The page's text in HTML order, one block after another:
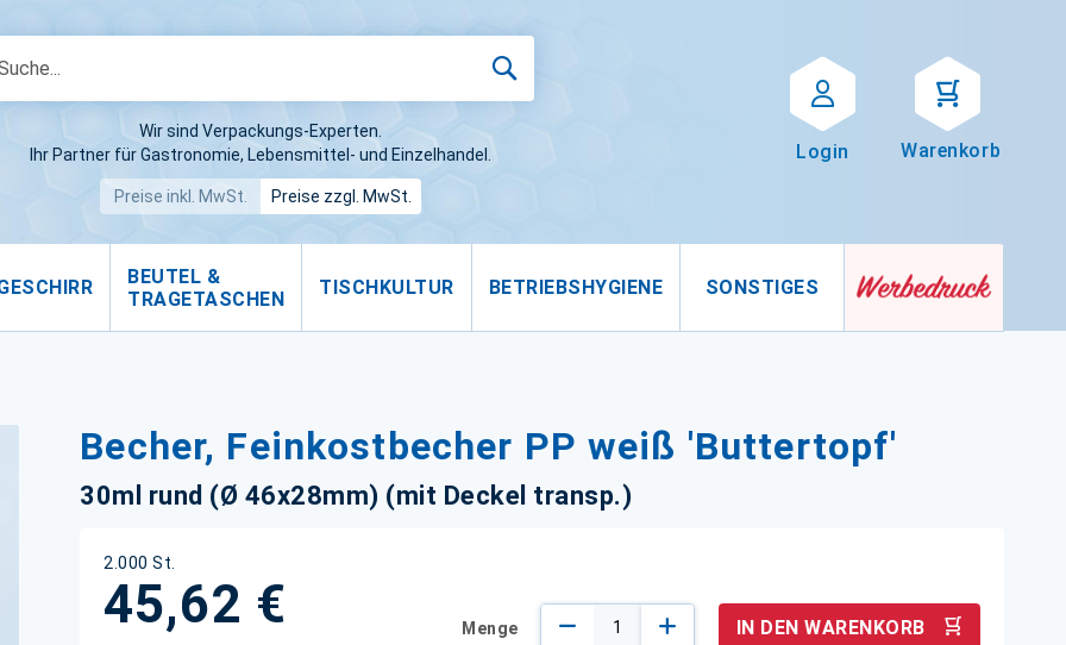
Wir sind Verpackungs-Experten.
Ihr Partner für Gastronomie, Lebensmittel- und Einzelhandel.
Preise inkl. MwSt. Preise zzgl. MwSt.
Login Warenkorb
BEUTEL &
TRAGETASCHEN
TISCHKULTUR BETRIEBSHYGIENE SONSTIGES
Becher, Feinkostbecher PP weiß 'Buttertopf'
30ml rund (Ø 46x28mm) (mit Deckel transp.)
2.000 St.
45,62 € Menge IN DEN WARENKORB